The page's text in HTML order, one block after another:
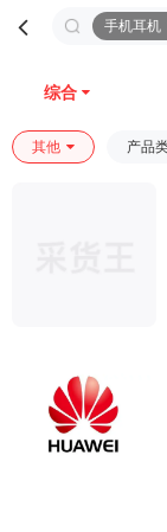
手机耳机
综合
其他 产品